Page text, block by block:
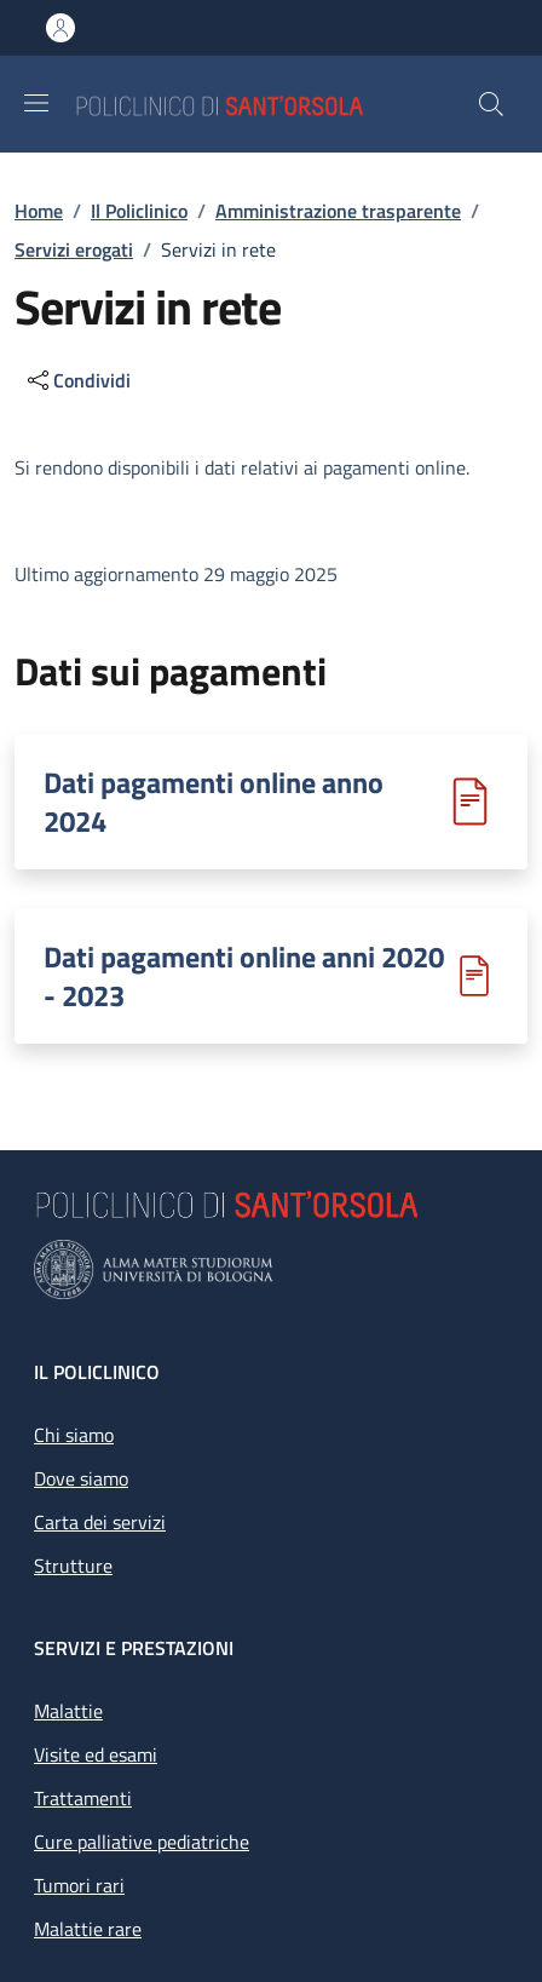
al contenuto principale
to footer content
Briciole di pane
Home / Il Policlinico / Amministrazione trasparente /
Servizi erogati / Servizi in rete
Servizi in rete
Condividi
Descrizione
Si rendono disponibili i dati relativi ai pagamenti online.
Ultimo aggiornamento 29 maggio 2025
Dati sui pagamenti
Dati pagamenti online anno
2024
Dati pagamenti online anni 2020
- 2023
Footer
IL POLICLINICO
Chi siamo
Dove siamo
Carta dei servizi
Strutture
SERVIZI E PRESTAZIONI
Malattie
Visite ed esami
Trattamenti
Cure palliative pediatriche
Tumori rari
Malattie rare